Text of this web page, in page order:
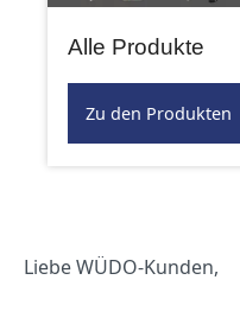
Alle Produkte
Zu den Produkten
Liebe WÜDO-Kunden,